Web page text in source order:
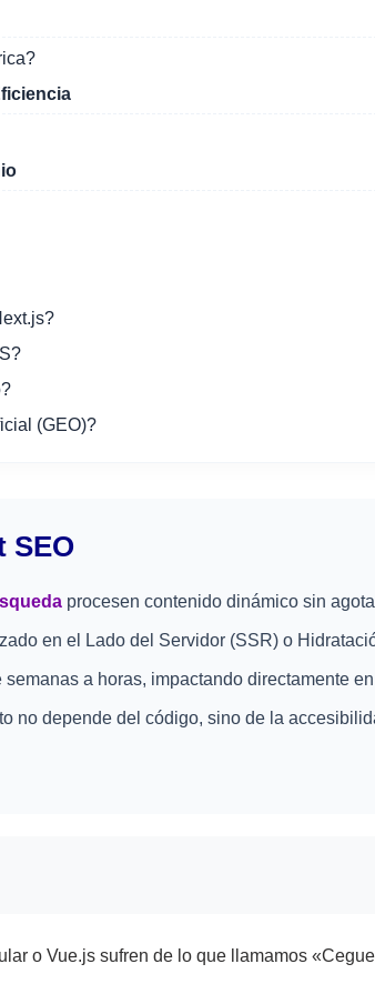
(GEO)?
SEO
procesen contenido dinámico sin
en el Lado del Servidor (SSR) o
a horas, impactando directamente
no depende del código, sino de la
o Vue.js sufren de lo que llamamos